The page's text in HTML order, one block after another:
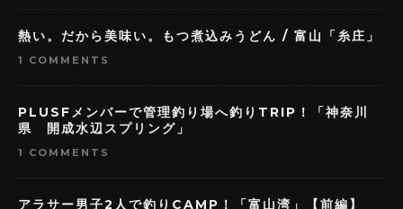
熱い。だから美味い。もつ煮込みうどん / 富山「糸庄」
1 COMMENTS
PLUSFメンバーで管理釣り場へ釣りTRIP！「神奈川
県 開成水辺スプリング」
1 COMMENTS
アラサー男子2人で釣りCAMP！「富山湾」【前編】